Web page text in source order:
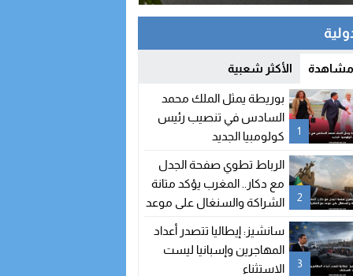
مشاهدة الأكثر شعبية
1
بوريطة يمثل الملك محمد
السادس في تنصيب رئيس
كولومبيا الجديد
2
الرباط تطوي صفحة الجدل
مع دكار.. المغرب يؤكد متانة
الشراكة والسنغال على موعد
3
سانشيز: إيطاليا تتصدر أعداد
المهاجرين وإسبانيا ليست
الاستثناء